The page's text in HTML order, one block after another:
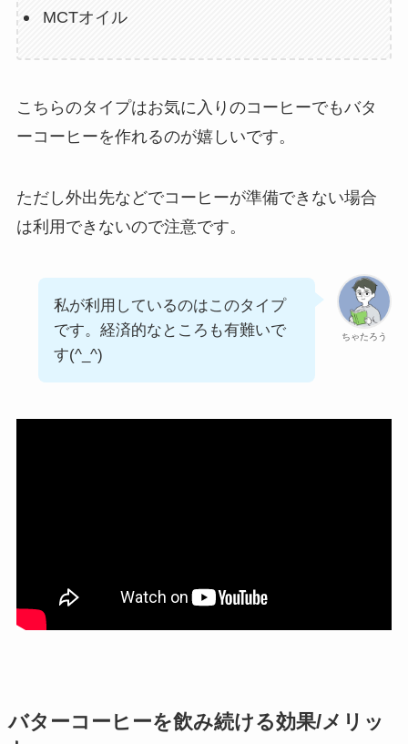
MCTオイル
こちらのタイプはお気に入りのコーヒーでもバタ
ーコーヒーを作れるのが嬉しいです。
ただし外出先などでコーヒーが準備できない場合
は利用できないので注意です。
ちゃたろう
私が利用しているのはこのタイプ
です。経済的なところも有難いで
す(^_^)
バターコーヒーを飲み続ける効果/メリッ